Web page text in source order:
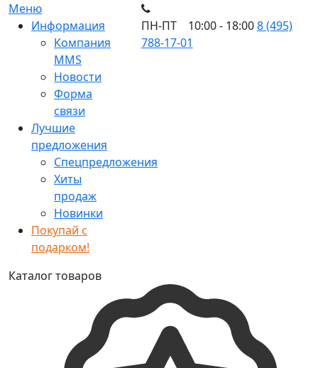
Меню
Информация
Компания
MMS
Новости
Форма
связи
Лучшие
предложения
Спецпредложения
Хиты
продаж
Новинки
Покупай с
подарком!
ПН-ПТ 10:00 - 18:008 (495)
788-17-01
Каталог товаров